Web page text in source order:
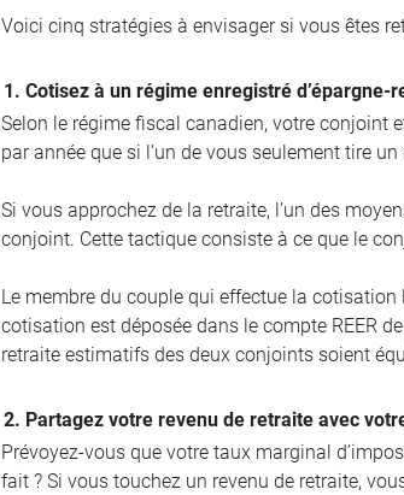
Voici cinq stratégies à envisager si vous êtes
1. Cotisez à un régime enregistré d’épargne-
Selon le régime fiscal canadien, votre conjoint
par année que si l’un de vous seulement tire
Si vous approchez de la retraite, l’un des
conjoint. Cette tactique consiste à ce que le
Le membre du couple qui effectue la
cotisation est déposée dans le compte REER
retraite estimatifs des deux conjoints soient
2. Partagez votre revenu de retraite avec
Prévoyez-vous que votre taux marginal
fait ? Si vous touchez un revenu de retraite,